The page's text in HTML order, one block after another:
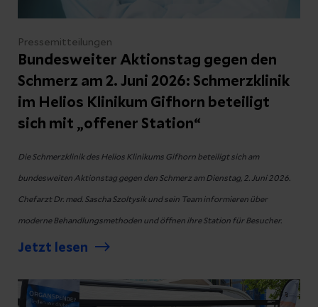
Pressemitteilungen
Bundesweiter Aktionstag gegen den
Schmerz am 2. Juni 2026: Schmerzklinik
im Helios Klinikum Gifhorn beteiligt
sich mit „offener Station“
Die Schmerzklinik des Helios Klinikums Gifhorn beteiligt sich am
bundesweiten Aktionstag gegen den Schmerz am Dienstag, 2. Juni 2026.
Chefarzt Dr. med. Sascha Szoltysik und sein Team informieren über
moderne Behandlungsmethoden und öffnen ihre Station für Besucher.
Jetzt lesen